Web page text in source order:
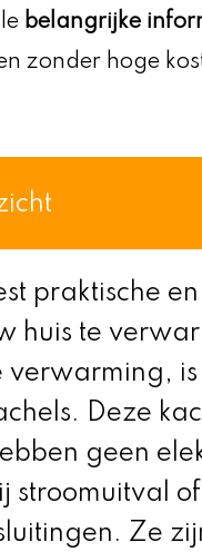
belangrijke
zonder hoge
praktische
huis te
verwarming,
Deze
geen
stroomuitval
Ze